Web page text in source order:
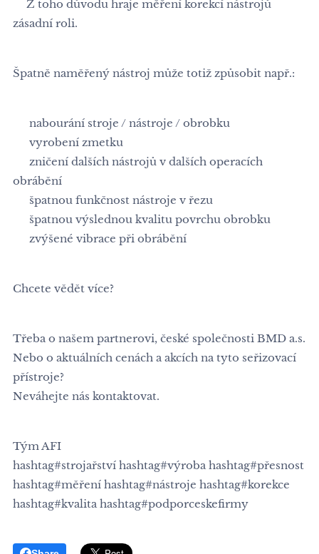
👍Z toho důvodu hraje měření korekcí nástrojů
zásadní roli.👍
Špatně naměřený nástroj může totiž způsobit např.:
⚫ nabourání stroje / nástroje / obrobku ⚡
⚫ vyrobení zmetku ⚡
⚫ zničení dalších nástrojů v dalších operacích
obrábění ⚡
⚫ špatnou funkčnost nástroje v řezu ⚡
⚫ špatnou výslednou kvalitu povrchu obrobku ⚡
⚫ zvýšené vibrace při obrábění ⚡
Chcete vědět více?
Třeba o našem partnerovi, české společnosti BMD a.s.
Nebo o aktuálních cenách a akcích na tyto seřizovací
přístroje?
Neváhejte nás kontaktovat.
Tým AFI
hashtag#strojařství hashtag#výroba hashtag#přesnost
hashtag#měření hashtag#nástroje hashtag#korekce
hashtag#kvalita hashtag#podporceskefirmy